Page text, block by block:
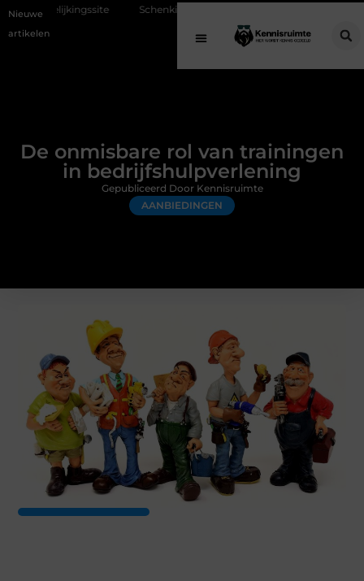
Nieuwe
artikelen
Schenking aan een goed doel: waarom geven belangrijk is en hoe
De onmisbare rol van trainingen
in bedrijfshulpverlening
AANBIEDINGEN
Gepubliceerd Door Kennisruimte